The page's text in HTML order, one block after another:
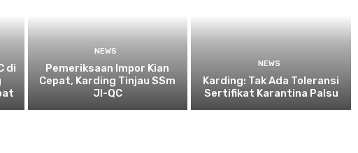
di
NEWS
Pemeriksaan Impor Kian
Cepat, Karding Tinjau SSm
JI-QC
NEWS
Karding: Tak Ada Toleransi
Sertifikat Karantina Palsu